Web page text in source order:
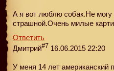
А я вот люблю собак.Не могу
страшной.Очень милые
Ответить
Дмитрий#7 16.06.2015 22:20
У меня 14 лет американский